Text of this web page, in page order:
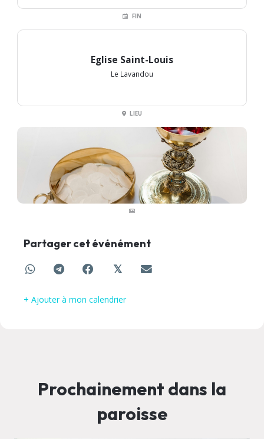
FIN
Eglise Saint-Louis
Le Lavandou
LIEU
Partager cet événément
𝕏
+ Ajouter à mon calendrier
Prochainement dans la
paroisse